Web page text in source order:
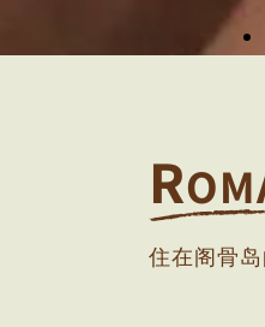
R
住在阁骨